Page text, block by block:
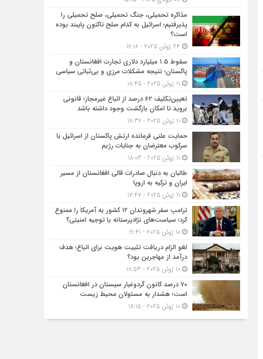
مذاکره تحمیلی، جنگ تحمیلی، صلح تحمیلی را
پذیرفتیم؛ اسرائیل به کدام صلح تاکنون پایبند بوده
است؟
سقوط ۱.۵ میلیارد دلاری تجارت افغانستان و
پاکستان؛ نتیجه مشکلات مرزی و بی‌ثباتی سیاسی
تعیین‌تکلیف ۶۲ درصد از اتباع غیرمجاز؛ قانونی
بروید تا امکان بازگشت وجود داشته باشد
حمایت علنی فرمانده ارتش پاکستان از اسرائیل با
سرکوب معترضان به جنایات رژیم
طالبان به دنبال صادرات قالی افغانستان از مسیر
ایران و ترکیه به اروپا
ترامپ سفر شهروندان ۱۲ کشور به آمریکا را ممنوع
کرد؛ سیاست‌های نژادپرستانه یا توجیه امنیتی؟
10 ژوئن 2025 - 19:41
لغو الزام دریافت تثبیت هویت برای اتباع؛ هدف
درآمد از مهاجرین بود؟
10 ژوئن 2025 - 18:53
۷۰ درصد کانون گردوغبار سیستان در افغانستان
است؛ هشدار به مسئولان محیط زیست
10 ژوئن 2025 - 18:15